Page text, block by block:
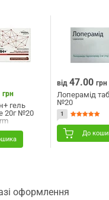
грн
гель
20г №20
від 47.00 грн
Лоперамід
№20
1
До
оформлення